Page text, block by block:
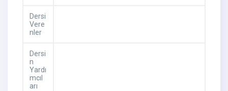
Dersi
Vere
nler
Dersi
n
Yardı
mcıl
arı